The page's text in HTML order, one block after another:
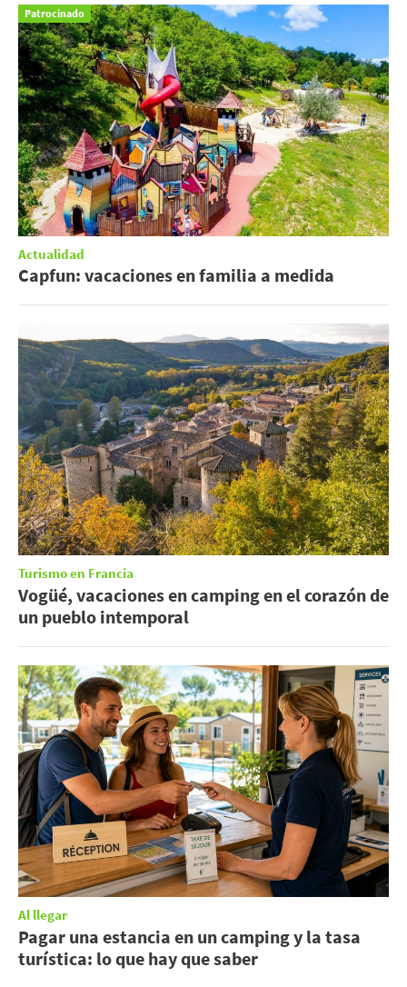
Patrocinado
Actualidad
Capfun: vacaciones en familia a medida
Turismo en Francia
Vogüé, vacaciones en camping en el corazón de
un pueblo intemporal
Al llegar
Pagar una estancia en un camping y la tasa
turística: lo que hay que saber